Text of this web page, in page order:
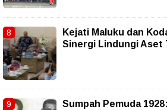
Kejati Maluku dan
Sinergi Lindungi Aset
Sumpah Pemuda